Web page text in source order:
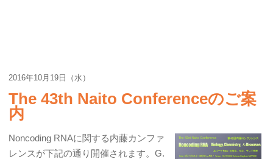
2016年10月19日（水）
The 43th Naito Conferenceのご案
内
Noncoding RNAに関する内藤カンファ
レンスが下記の通り開催されます。G.